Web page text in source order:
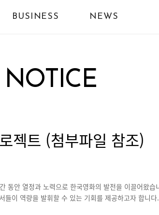
BUSINESS NEWS
NOTICE
젝트 (첨부파일 참조)
안 열정과 노력으로 한국영화의 발전을 이끌어왔
이 역량을 발휘할 수 있는 기회를 제공하고자 합니